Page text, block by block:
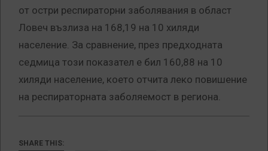
от остри респираторни заболявания в област
Ловеч възлиза на 168,19 на 10 хиляди
население. За сравнение, през предходната
седмица този показател е бил 160,88 на 10
хиляди население, което отчита леко повишение
на респираторната заболяемост в региона.
SHARE THIS: